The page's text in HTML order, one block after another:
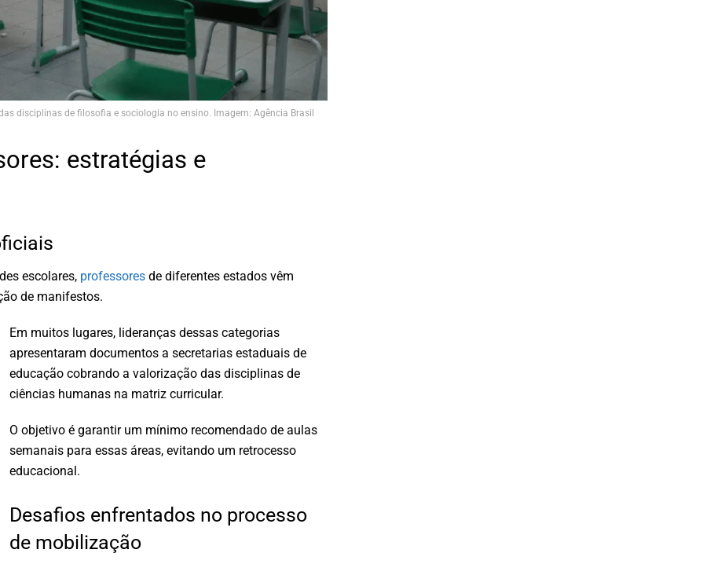
disciplinas de filosofia e sociologia no ensino. Imagem: Agência Brasil
estratégias e
escolares, professores de diferentes estados vêm
de manifestos.
Em muitos lugares, lideranças dessas categorias
apresentaram documentos a secretarias estaduais de
educação cobrando a valorização das disciplinas de
ciências humanas na matriz curricular.
O objetivo é garantir um mínimo recomendado de aulas
semanais para essas áreas, evitando um retrocesso
educacional.
Desafios enfrentados no processo
de mobilização